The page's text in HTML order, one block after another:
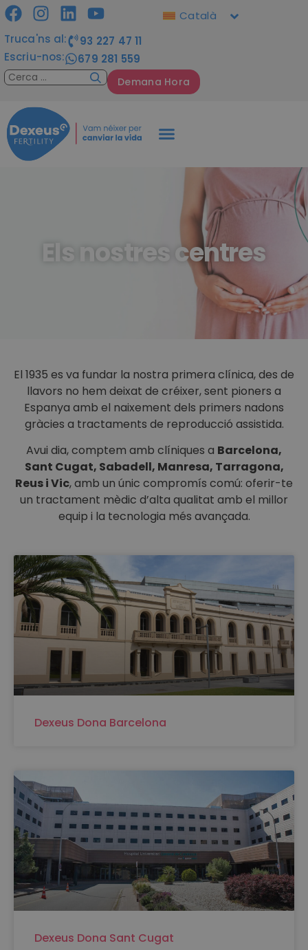
Truca'ns al:
93 227 47 11
Escriu-nos:
679 281 559
Demana Hora
Català
Els nostres centres
El 1935 es va fundar la nostra primera clínica, des de
llavors no hem deixat de créixer, sent pioners a
Espanya amb el naixement dels primers nadons
gràcies a tractaments de reproducció assistida.
Avui dia, comptem amb clíniques a Barcelona,
Sant Cugat, Sabadell, Manresa, Tarragona,
Reus i Vic, amb un únic compromís comú: oferir-te
un tractament mèdic d’alta qualitat amb el millor
equip i la tecnologia més avançada.
Dexeus Dona Barcelona
Dexeus Dona Sant Cugat